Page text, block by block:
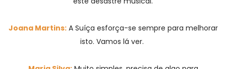
Joana Martins:A Suíça esforça-se sempre para melhorar
isto. Vamos lá ver.